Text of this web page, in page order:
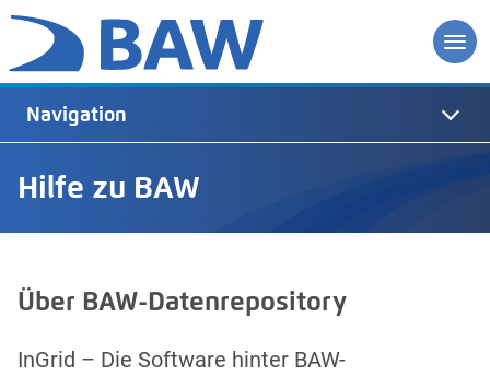
Hilfe zu BAW
Navigation
Über BAW-Datenrepository
InGrid – Die Software hinter BAW-